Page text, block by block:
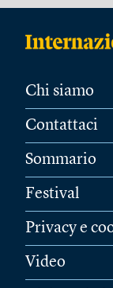
Chi siamo
Contattaci
Sommario
Festival
Privacy e
Video